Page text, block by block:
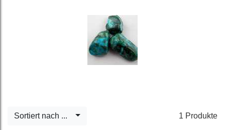
1 Produkte
Sortiert nach ...